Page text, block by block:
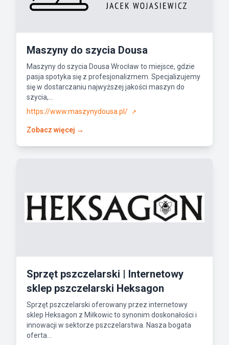
Maszyny do szycia Dousa
Maszyny do szycia Dousa Wrocław to miejsce, gdzie
pasja spotyka się z profesjonalizmem. Specjalizujemy
się w dostarczaniu najwyższej jakości maszyn do
szycia,...
https://www.maszynydousa.pl/
↗
Zobacz więcej →
Sprzęt pszczelarski | Internetowy
sklep pszczelarski Heksagon
Sprzęt pszczelarski oferowany przez internetowy
sklep Heksagon z Miłkowic to synonim doskonałości i
innowacji w sektorze pszczelarstwa. Nasza bogata
oferta...